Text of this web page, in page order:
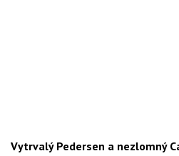
Vytrvalý Pedersen a nezlomný